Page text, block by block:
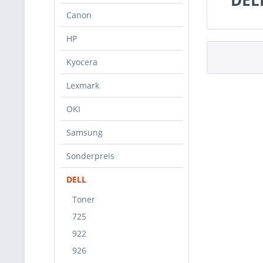
Canon
HP
Kyocera
Lexmark
OKI
Samsung
Sonderpreis
DELL
Toner
725
922
926